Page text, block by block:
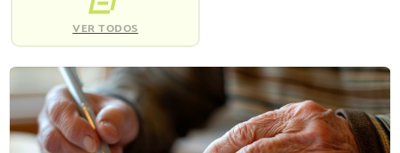
VER TODOS